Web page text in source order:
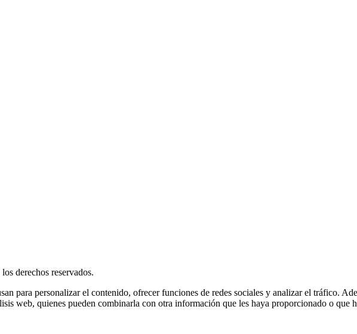
derechos reservados.
para personalizar el contenido, ofrecer funciones de redes sociales y analizar el tráfico.
web, quienes pueden combinarla con otra información que les haya proporcionado o que